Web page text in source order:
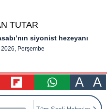
TUTAR
siyonist hezeyanı
Perşembe
paylaş paylaş
A A